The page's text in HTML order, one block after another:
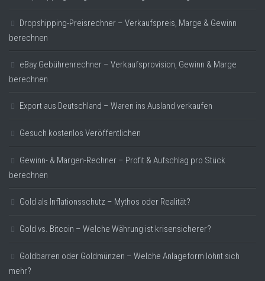
Dropshipping-Preisrechner – Verkaufspreis, Marge & Gewinn
berechnen
eBay Gebührenrechner – Verkaufsprovision, Gewinn & Marge
berechnen
Export aus Deutschland – Waren ins Ausland verkaufen
Gesuch kostenlos Veröffentlichen
Gewinn- & Margen-Rechner – Profit & Aufschlag pro Stück
berechnen
Gold als Inflationsschutz – Mythos oder Realität?
Gold vs. Bitcoin – Welche Währung ist krisensicherer?
Goldbarren oder Goldmünzen – Welche Anlageform lohnt sich
mehr?